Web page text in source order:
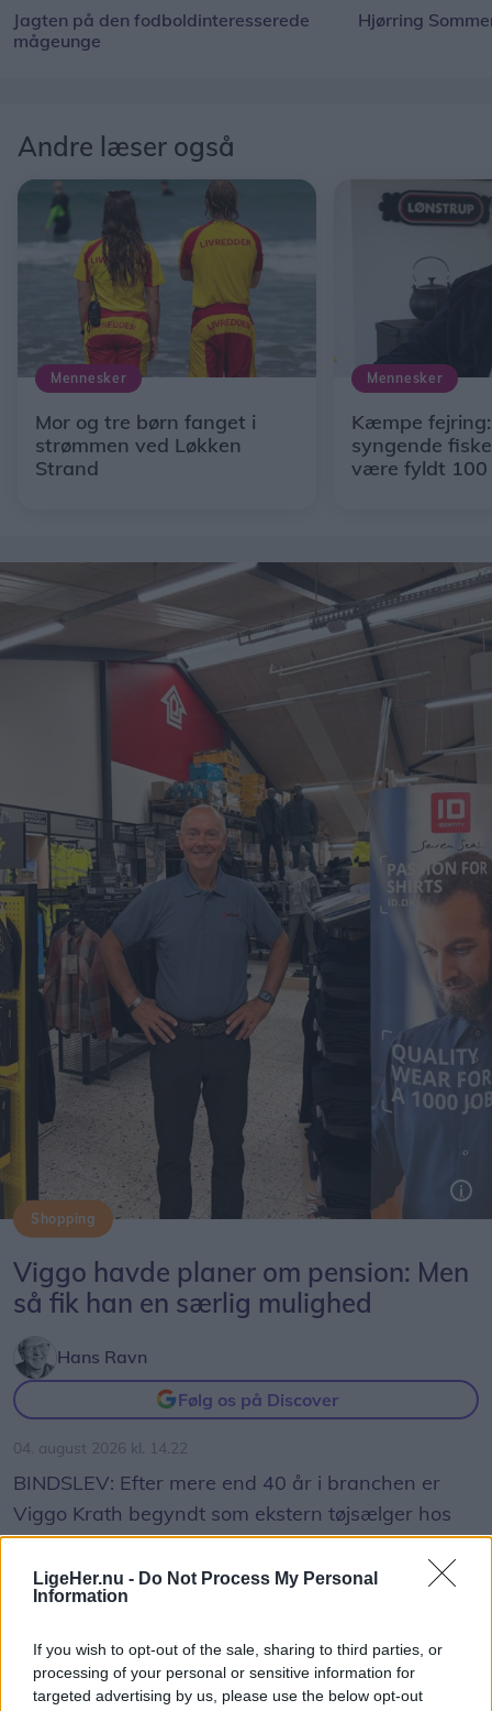
LigeHer.nu - Do Not Process My Personal
Information
If you wish to opt-out of the sale, sharing to third parties, or
processing of your personal or sensitive information for
targeted advertising by us, please use the below opt-out
Jagten på den fodboldinteresserede
mågeunge
Hjørring
Andre læser også
Mennesker
Mor og tre børn fanget i
strømmen ved Løkken
Strand
Mennesker
Kæmpe
syngende
være fyldt 100
Shopping
Viggo havde planer om pension: Men
så fik han en særlig mulighed
Hans Ravn
Følg os på Discover
04. august 2026 kl. 14.22
BINDSLEV: Efter mere end 40 år i branchen er
Viggo Krath begyndt som ekstern tøjsælger hos
Bygma i Bindslev.
Her skal han være med til at udvikle salget af
virksomheder i hele Nordjylland.